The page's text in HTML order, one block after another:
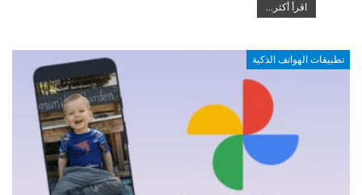
اقرأ أكثر...
تطبيقات الهواتف الذكية